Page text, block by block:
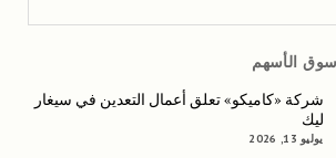
الأسهم
شركة «كاميكو» تعلق أعمال التعدين في سيغار
ليك
يوليو 13, 2026